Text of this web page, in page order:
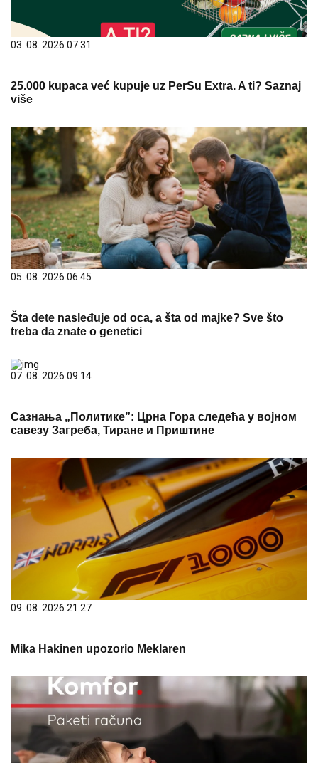
03. 08. 2026 07:31
25.000 kupaca već kupuje uz PerSu Extra. A ti? Saznaj
više
05. 08. 2026 06:45
Šta dete nasleđuje od oca, a šta od majke? Sve što
treba da znate o genetici
07. 08. 2026 09:14
Сазнања „Политике”: Црна Гора следећа у војном
савезу Загреба, Тиране и Приштине
09. 08. 2026 21:27
Mika Hakinen upozorio Meklaren